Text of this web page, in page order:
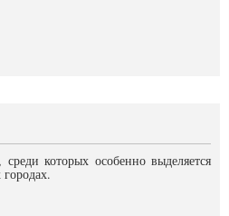
которых особенно выделяется